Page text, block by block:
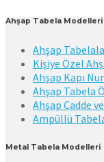
Ahşap Tabela Modelleri
Ahşap
Kişiye Özel
Ahşap Kapı
Ahşap Tabela
Ahşap Cadde
Ampüllü
Metal Tabela Modelleri